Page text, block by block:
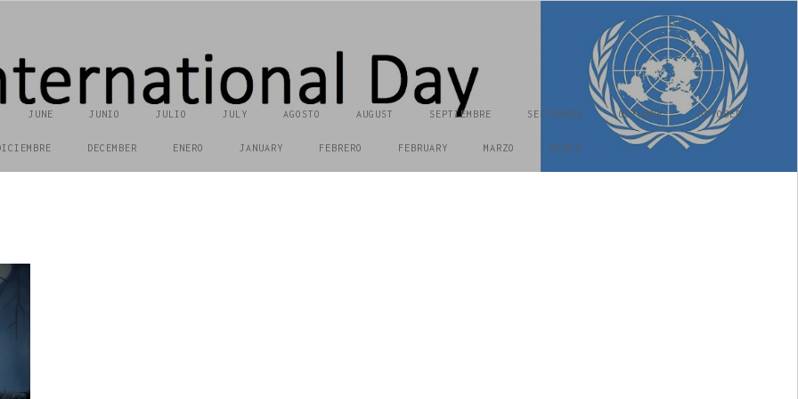
JUNE JUNIO JULIO JULY AGOSTO AUGUST SEPTIEMBRE SEPTEMBER OCTUBRE OCTOBER
DECEMBER ENERO JANUARY FEBRERO FEBRUARY MARZO MARCH